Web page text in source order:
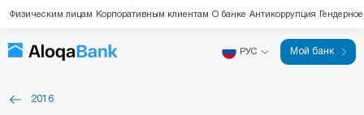
Физическим лицам Корпоративным клиентам О банке Антикоррупция
РУС Мой банк
2016